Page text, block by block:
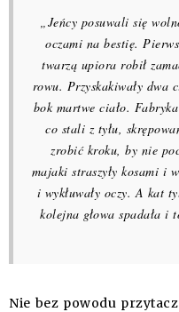
„Jeńcy posuwali się
oczami na bestię.
twarzą upiora robił
rowu. Przyskakiwały dwa
bok martwe ciało.
co stali z tyłu,
zrobić kroku, by nie
majaki straszyły kosami i
i wykłuwały oczy. A kat
kolejna głowa spadała i
Nie bez powodu